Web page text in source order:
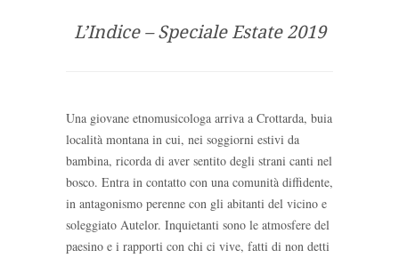
L’Indice – Speciale Estate 2019
Una giovane etnomusicologa arriva a Crottarda, buia
località montana in cui, nei soggiorni estivi da
bambina, ricorda di aver sentito degli strani canti nel
bosco. Entra in contatto con una comunità diffidente,
in antagonismo perenne con gli abitanti del vicino e
soleggiato Autelor. Inquietanti sono le atmosfere del
paesino e i rapporti con chi ci vive, fatti di non detti